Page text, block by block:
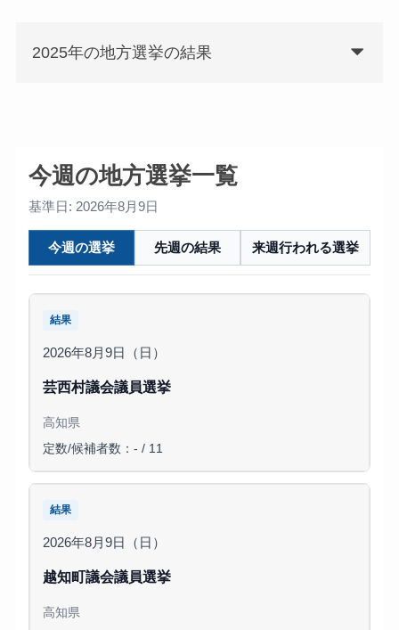
2025年の地方選挙の結果
今週の地方選挙一覧
基準日: 2026年8月9日
今週の選挙 先週の結果 来週行われる選挙
結果
2026年8月9日（日）
芸西村議会議員選挙
高知県
定数/候補者数：- / 11
結果
2026年8月9日（日）
越知町議会議員選挙
高知県